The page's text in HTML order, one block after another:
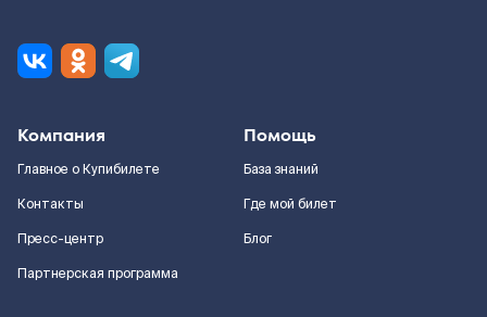
Компания
Главное о Купибилете
Контакты
Пресс-центр
Партнерская программа
Помощь
База знаний
Где мой билет
Блог